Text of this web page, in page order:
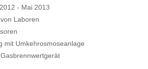
- Mai 2013
Laboren
mit Umkehrosmoseanlage